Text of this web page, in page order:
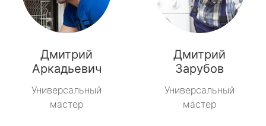
Дмитрий
Аркадьевич
Универсальный
мастер
Дмитрий
Зарубов
Универсальный
мастер